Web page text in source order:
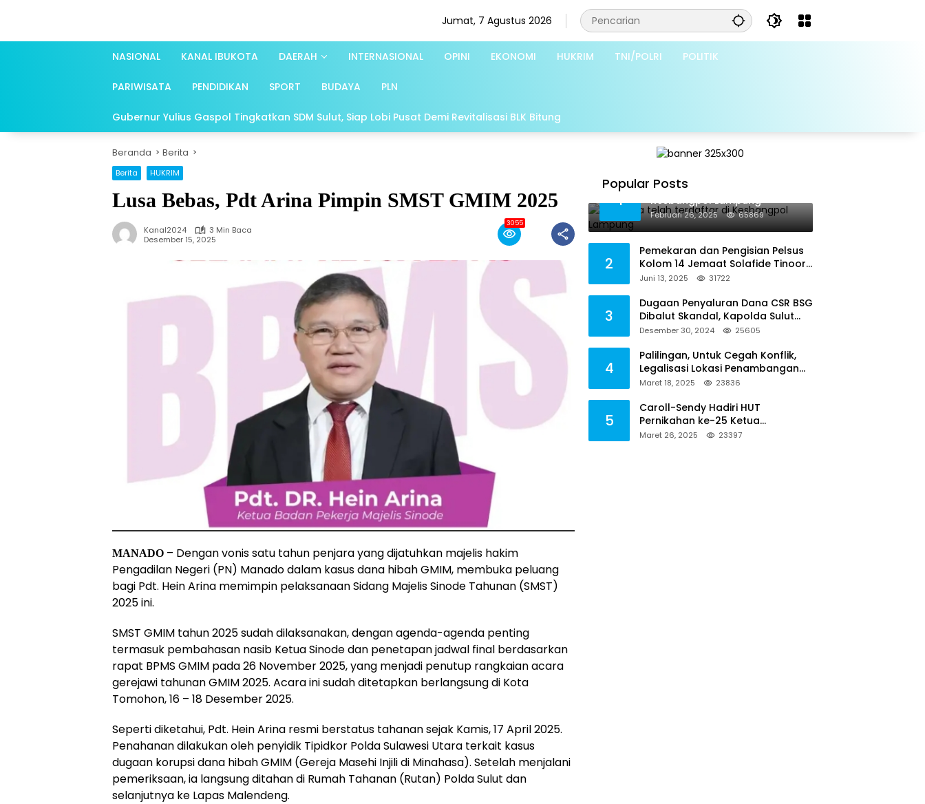
Jumat, 7 Agustus 2026
NASIONAL KANAL IBUKOTA DAERAH INTERNASIONAL OPINI EKONOMI HUKRIM TNI/POLRI POLITIK
PARIWISATA PENDIDIKAN SPORT BUDAYA PLN
Gubernur Yulius Gaspol Tingkatkan SDM Sulut, Siap Lobi Pusat Demi Revitalisasi BLK Bitung
Beranda Berita
Berita HUKRIM
Lusa Bebas, Pdt Arina Pimpin SMST GMIM 2025
Kanal2024
3 Min Baca
Desember 15, 2025
3055
MANADO – Dengan vonis satu tahun penjara yang dijatuhkan majelis hakim
Pengadilan Negeri (PN) Manado dalam kasus dana hibah GMIM, membuka peluang
bagi Pdt. Hein Arina memimpin pelaksanaan Sidang Majelis Sinode Tahunan (SMST)
2025 ini.
SMST GMIM tahun 2025 sudah dilaksanakan, dengan agenda-agenda penting
termasuk pembahasan nasib Ketua Sinode dan penetapan jadwal final berdasarkan
rapat BPMS GMIM pada 26 November 2025, yang menjadi penutup rangkaian acara
gerejawi tahunan GMIM 2025. Acara ini sudah ditetapkan berlangsung di Kota
Tomohon, 16 – 18 Desember 2025.
Seperti diketahui, Pdt. Hein Arina resmi berstatus tahanan sejak Kamis, 17 April 2025.
Penahanan dilakukan oleh penyidik Tipidkor Polda Sulawesi Utara terkait kasus
dugaan korupsi dana hibah GMIM (Gereja Masehi Injili di Minahasa). Setelah menjalani
pemeriksaan, ia langsung ditahan di Rumah Tahanan (Rutan) Polda Sulut dan
selanjutnya ke Lapas Malendeng.
Popular Posts
1
Grib Jaya telah terdaftar di
Kesbangpol Lampung
Februari 26, 2025 65869
2
Pemekaran dan Pengisian Pelsus
Kolom 14 Jemaat Solafide Tinoor
Langgar Tata Gereja 2021, Toreh :
Juni 13, 2025 31722
3
Dugaan Penyaluran Dana CSR BSG
Dibalut Skandal, Kapolda Sulut
Diminta Menseriusi Hal ini
Desember 30, 2024 25605
4
Palilingan, Untuk Cegah Konflik,
Legalisasi Lokasi Penambangan
Solusinya
Maret 18, 2025 23836
5
Caroll-Sendy Hadiri HUT
Pernikahan ke-25 Ketua
Pengadilan Negeri Tondano
Maret 26, 2025 23397